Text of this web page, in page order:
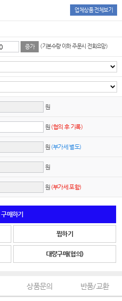
업체상품 전체보기
증가 (기본수량 이하 주문시 전화요망)
원
원 (협의 후 기록)
원 (부가세 별도)
원
원 (부가세 포함)
구매하기
찜하기
대량구매(협의)
상품문의 반품/교환